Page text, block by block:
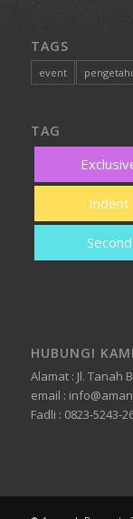
TAGS
event
TAG
Indent
Second
HUBUNGI KAMI
Alamat : Jl. Tanah
email :
Fadli : 0823-5243-